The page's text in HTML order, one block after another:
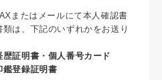
またはメールにて本人確認書
は、下記のいずれかをお送り
歴証明書・個人番号カード
鑑登録証明書